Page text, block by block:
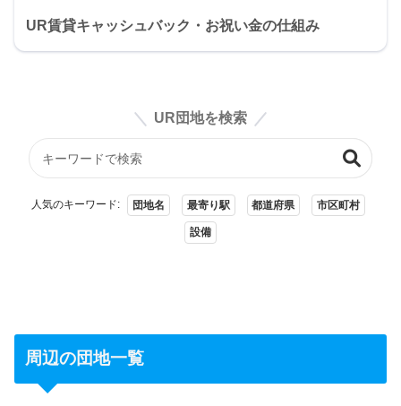
UR賃貸キャッシュバック・お祝い金の仕組み
UR団地を検索
人気のキーワード: 団地名 最寄り駅 都道府県 市区町村
設備
周辺の団地一覧